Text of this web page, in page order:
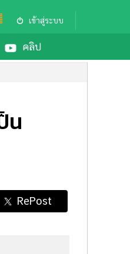
เข้าสู่ระบบ
คลิป
น